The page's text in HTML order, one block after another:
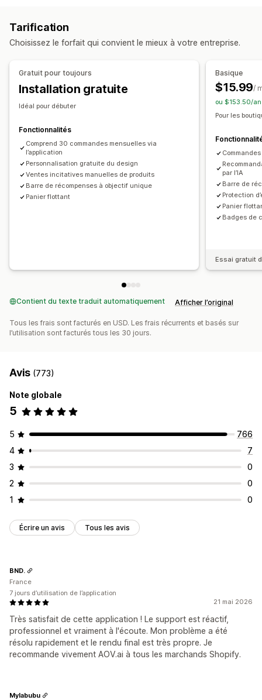
Emballage cadeau
Panier coulissant Panier fixe
Compte à rebours
Plus d’achats, plus d’économies
Barre d’expédition
Récompenses échelonnées
Frais supplémentaires
Cadeaux
Personnalisation du processus de paiement
Notes personnalisées
Barre de progression
Panier coulissant CSS personnalisées HTML personnalisé
Devises multiples Multilingue Règles personnalisées
Offres et recommandations
Garanties
Emballage cadeau
Compléments au produit Recommandations de produits
Produits fréquemment achetés ensemble
Seuils de quantités Réductions échelonnées
Recommandations basées sur l’IA
Tarification
Choisissez le forfait qui convient le mieux à votre entreprise.
Gratuit pour toujours
Installation gratuite
Idéal pour débuter
Fonctionnalités
Comprend 30 commandes mensuelles via
l’application
Personnalisation gratuite du design
Ventes incitatives manuelles de produits
Barre de récompenses à objectif unique
Panier flottant
Basique
$15.99/
ou $153.50/
Pour les
par l’IA
Barre de
Protection
Panier
Badges de
Essai gratuit
Contient du texte traduit automatiquement Afficher l’original
Tous les frais sont facturés en USD. Les frais récurrents et basés sur
l’utilisation sont facturés tous les 30 jours.
Avis (773)
Note globale
5
5
766
4
7
3
0
2
0
1
0
Écrire un avis Tous les avis
21 mai 2026
Très satisfait de cette application ! Le support est réactif,
professionnel et vraiment à l'écoute. Mon problème a été
résolu rapidement et le rendu final est très propre. Je
recommande vivement AOV.ai à tous les marchands Shopify.
BND.
France
7 jours d’utilisation de l’application
Mylabubu